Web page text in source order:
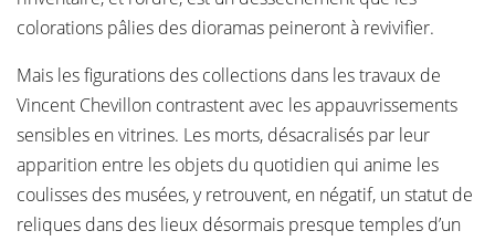
colorations pâlies des dioramas peineront à revivifier.
Mais les figurations des collections dans les travaux de
Vincent Chevillon contrastent avec les appauvrissements
sensibles en vitrines. Les morts, désacralisés par leur
apparition entre les objets du quotidien qui anime les
coulisses des musées, y retrouvent, en négatif, un statut de
reliques dans des lieux désormais presque temples d’un